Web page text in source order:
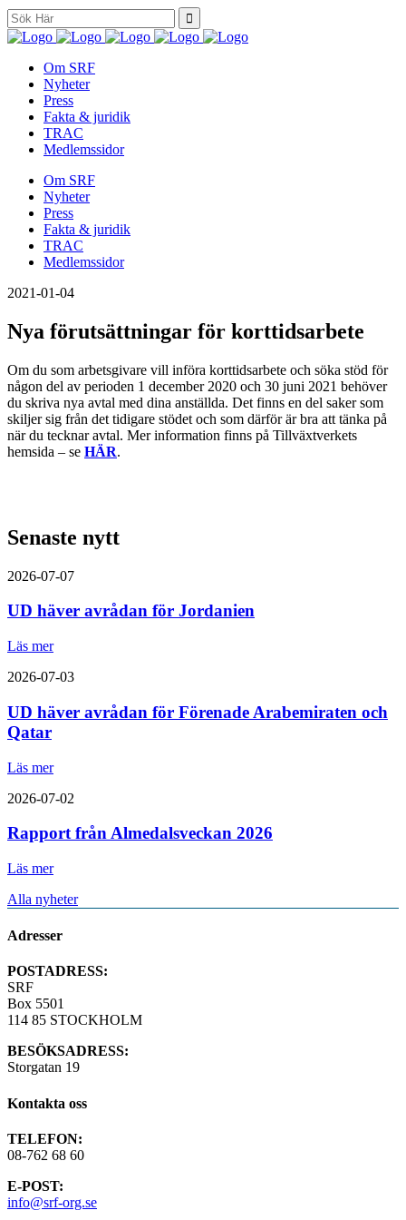
Search
for:
Om SRF
Nyheter
Press
Fakta & juridik
TRAC
Medlemssidor
Om SRF
Nyheter
Press
Fakta & juridik
TRAC
Medlemssidor
2021-01-04
Nya förutsättningar för korttidsarbete
Om du som arbetsgivare vill införa korttidsarbete och söka stöd för
någon del av perioden 1 december 2020 och 30 juni 2021 behöver
du skriva nya avtal med dina anställda. Det finns en del saker som
skiljer sig från det tidigare stödet och som därför är bra att tänka på
när du tecknar avtal. Mer information finns på Tillväxtverkets
hemsida – se HÄR.
Senaste nytt
2026-07-07
UD häver avrådan för Jordanien
Läs mer
2026-07-03
UD häver avrådan för Förenade Arabemiraten och
Qatar
Läs mer
2026-07-02
Rapport från Almedalsveckan 2026
Läs mer
Alla nyheter
Adresser
POSTADRESS:
SRF
Box 5501
114 85 STOCKHOLM
BESÖKSADRESS:
Storgatan 19
Kontakta oss
TELEFON:
08-762 68 60
E-POST:
info@srf-org.se